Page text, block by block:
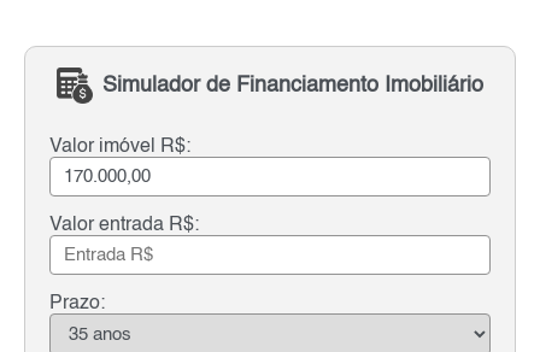
Simulador de Financiamento Imobiliário
Valor imóvel R$:
Valor entrada R$:
Prazo: